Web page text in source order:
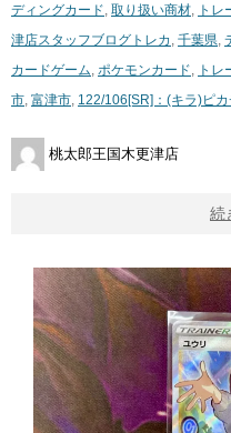
ディングカード, 取り扱い商材, トレ
津店スタッフブログ トレカ , 千葉県,
カードゲーム, ポケモンカード, トレ
市, 富津市, 122/106[SR]：(キラ)ピ
桃太郎王国木更津店
続